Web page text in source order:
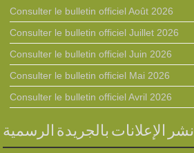
Consulter le bulletin officiel Août 2026
Consulter le bulletin officiel Juillet 2026
Consulter le bulletin officiel Juin 2026
Consulter le bulletin officiel Mai 2026
Consulter le bulletin officiel Avril 2026
نشر الإعلانات بالجريدة الرسمية